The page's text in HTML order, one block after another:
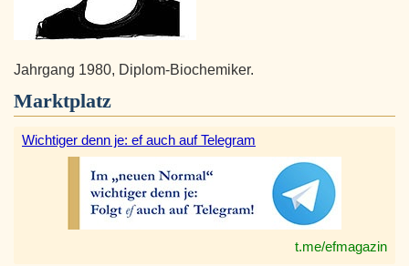
Jahrgang 1980, Diplom-Biochemiker.
Marktplatz
Wichtiger denn je: ef auch auf Telegram
t.me/efmagazin